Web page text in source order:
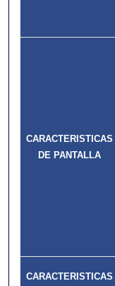
CARACTERISTICAS
DE PANTALLA
CARACTERISTICAS